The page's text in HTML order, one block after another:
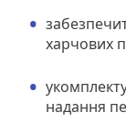
харчових
надання